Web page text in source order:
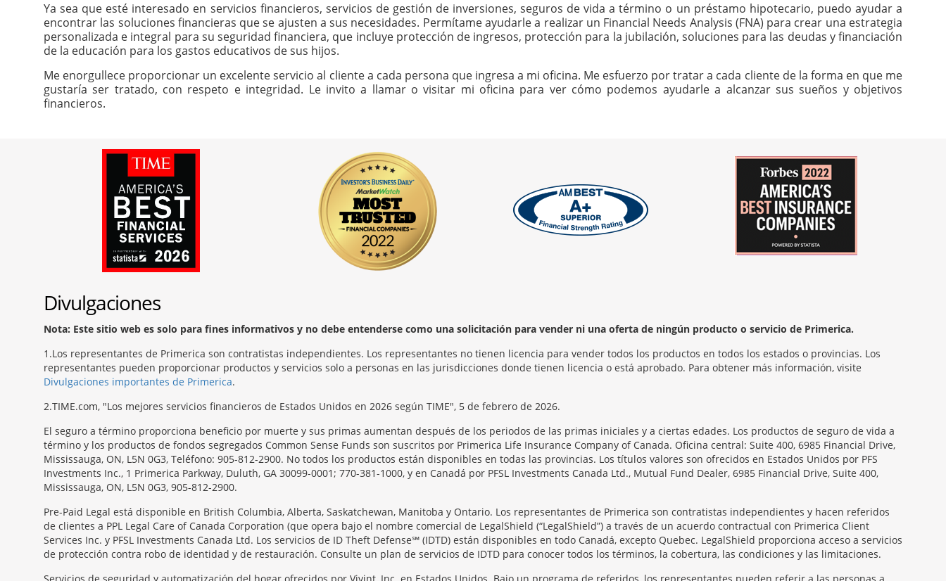
Ya sea que esté interesado en servicios financieros, servicios de gestión de inversiones, seguros de vida a término o un préstamo hipotecario, puedo ayudar a
encontrar las soluciones financieras que se ajusten a sus necesidades. Permítame ayudarle a realizar un Financial Needs Analysis (FNA) para crear una estrategia
personalizada e integral para su seguridad financiera, que incluye protección de ingresos, protección para la jubilación, soluciones para las deudas y financiación
de la educación para los gastos educativos de sus hijos.
Me enorgullece proporcionar un excelente servicio al cliente a cada persona que ingresa a mi oficina. Me esfuerzo por tratar a cada cliente de la forma en que me
gustaría ser tratado, con respeto e integridad. Le invito a llamar o visitar mi oficina para ver cómo podemos ayudarle a alcanzar sus sueños y objetivos
financieros.
Divulgaciones
Nota: Este sitio web es solo para fines informativos y no debe entenderse como una solicitación para vender ni una oferta de ningún producto o servicio de Primerica.
1 Los representantes de Primerica son contratistas independientes. Los representantes no tienen licencia para vender todos los productos en todos los estados o provincias. Los
representantes pueden proporcionar productos y servicios solo a personas en las jurisdicciones donde tienen licencia o está aprobado. Para obtener más información, visite
Divulgaciones importantes de Primerica.
2 TIME.com, "Los mejores servicios financieros de Estados Unidos en 2026 según TIME", 5 de febrero de 2026.
El seguro a término proporciona beneficio por muerte y sus primas aumentan después de los periodos de las primas iniciales y a ciertas edades. Los productos de seguro de vida a
término y los productos de fondos segregados Common Sense Funds son suscritos por Primerica Life Insurance Company of Canada. Oficina central: Suite 400, 6985 Financial Drive,
Mississauga, ON, L5N 0G3, Teléfono: 905-812-2900. No todos los productos están disponibles en todas las provincias. Los títulos valores son ofrecidos en Estados Unidos por PFS
Investments Inc., 1 Primerica Parkway, Duluth, GA 30099-0001; 770-381-1000, y en Canadá por PFSL Investments Canada Ltd., Mutual Fund Dealer, 6985 Financial Drive, Suite 400,
Mississauga, ON, L5N 0G3, 905-812-2900.
Pre-Paid Legal está disponible en British Columbia, Alberta, Saskatchewan, Manitoba y Ontario. Los representantes de Primerica son contratistas independientes y hacen referidos
de clientes a PPL Legal Care of Canada Corporation (que opera bajo el nombre comercial de LegalShield (“LegalShield”) a través de un acuerdo contractual con Primerica Client
Services Inc. y PFSL Investments Canada Ltd. Los servicios de ID Theft Defense℠ (IDTD) están disponibles en todo Canadá, excepto Quebec. LegalShield proporciona acceso a servicios
de protección contra robo de identidad y de restauración. Consulte un plan de servicios de IDTD para conocer todos los términos, la cobertura, las condiciones y las limitaciones.